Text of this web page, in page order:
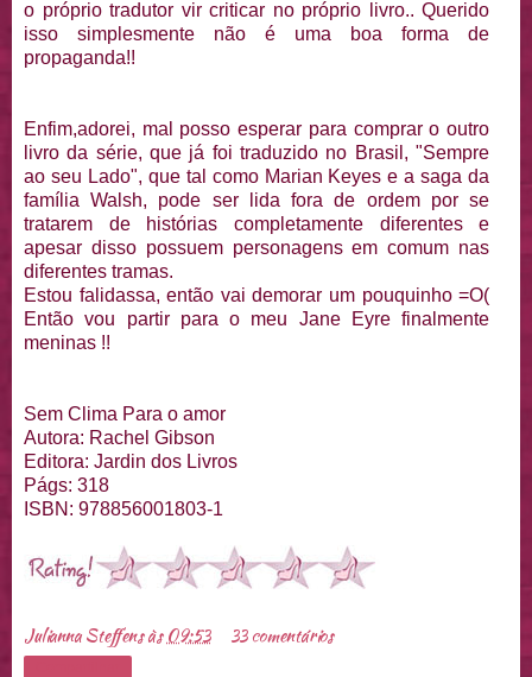
o próprio tradutor vir criticar no próprio livro.. Querido
isso simplesmente não é uma boa forma de
propaganda!!
Enfim,adorei, mal posso esperar para comprar o outro
livro da série, que já foi traduzido no Brasil, "Sempre
ao seu Lado", que tal como Marian Keyes e a saga da
família Walsh, pode ser lida fora de ordem por se
tratarem de histórias completamente diferentes e
apesar disso possuem personagens em comum nas
diferentes tramas.
Estou falidassa, então vai demorar um pouquinho =O(
Então vou partir para o meu Jane Eyre finalmente
meninas !!
Sem Clima Para o amor
Autora: Rachel Gibson
Editora: Jardin dos Livros
Págs: 318
ISBN: 978856001803-1
Julianna Steffensàs09:53 33 comentários